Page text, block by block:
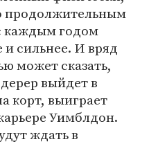
продолжительным
каждым годом
и сильнее. И вряд
может сказать,
выйдет в
корт, выиграет
Уимблдон.
ждать в